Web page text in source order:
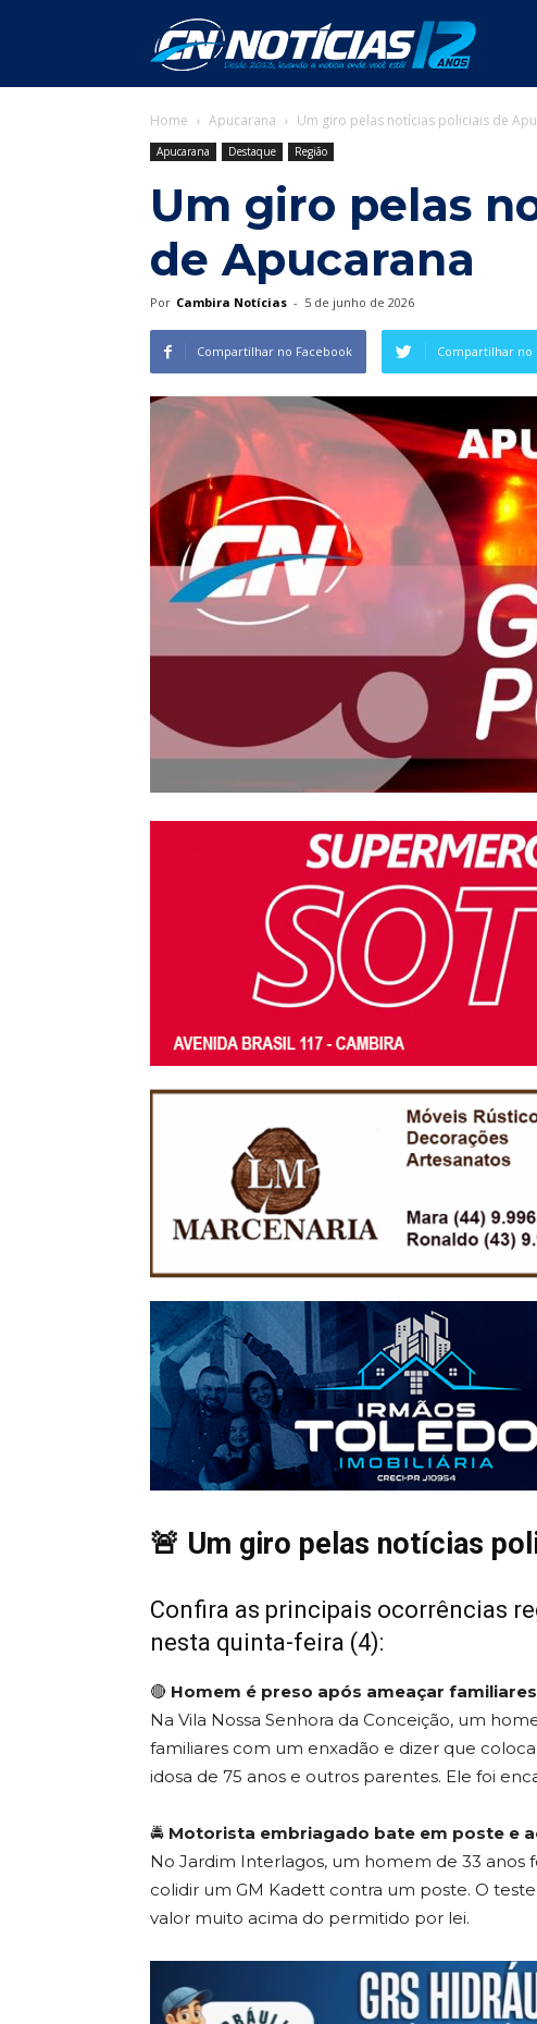
Cambira
Notícias
Home Apucarana Um giro pelas notícias policiais de
Apucarana Destaque Região
Um giro pelas
de Apucarana
Por Cambira Notícias - 5 de junho de 2026
Compartilhar no Facebook Compartilhar
🚨 Um giro pelas notícias
Confira as principais ocorrências
nesta quinta-feira (4):
🔴 Homem é preso após ameaçar
Na Vila Nossa Senhora da Conceição, um
familiares com um enxadão e dizer que
idosa de 75 anos e outros parentes. Ele foi
🚔 Motorista embriagado bate em poste e
No Jardim Interlagos, um homem de 33
colidir um GM Kadett contra um poste. O
valor muito acima do permitido por lei.